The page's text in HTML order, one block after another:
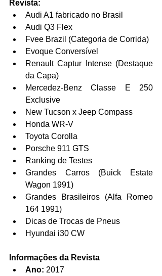
Revista:
Audi A1 fabricado no Brasil
Audi Q3 Flex
Fvee Brazil (Categoria de Corrida)
Evoque Conversível
Renault Captur Intense (Destaque
da Capa)
Mercedez-Benz Classe E 250
Exclusive
New Tucson x Jeep Compass
Honda WR-V
Toyota Corolla
Porsche 911 GTS
Ranking de Testes
Grandes Carros (Buick Estate
Wagon 1991)
Grandes Brasileiros (Alfa Romeo
164 1991)
Dicas de Trocas de Pneus
Hyundai i30 CW
Informações da Revista
Ano: 2017